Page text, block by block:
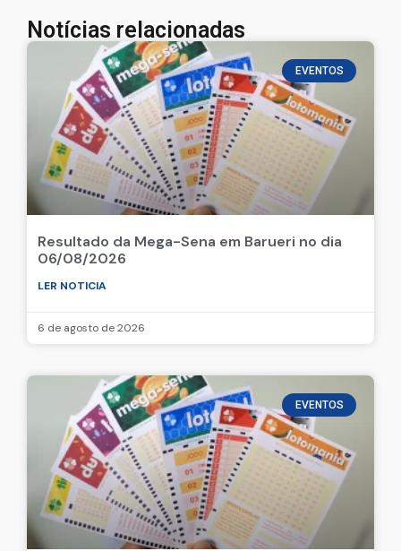
Notícias relacionadas
EVENTOS
Resultado da Mega-Sena em Barueri no dia
06/08/2026
LER NOTICIA
6 de agosto de 2026
EVENTOS